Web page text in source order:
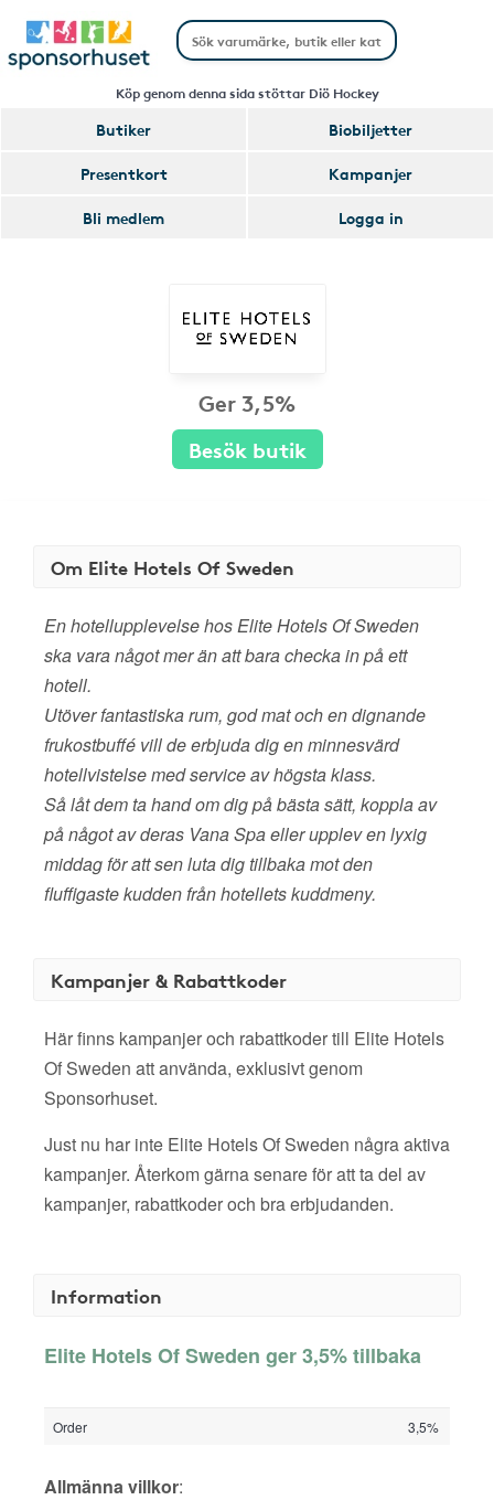
Köp genom denna sida stöttar Diö Hockey
Butiker
Biobiljetter
Presentkort
Kampanjer
Bli medlem
Logga in
Ger 3,5%
Besök butik
Om Elite Hotels Of Sweden
En hotellupplevelse hos Elite Hotels Of Sweden
ska vara något mer än att bara checka in på ett
hotell.
Utöver fantastiska rum, god mat och en dignande
frukostbuffé vill de erbjuda dig en minnesvärd
hotellvistelse med service av högsta klass.
Så låt dem ta hand om dig på bästa sätt, koppla av
på något av deras Vana Spa eller upplev en lyxig
middag för att sen luta dig tillbaka mot den
fluffigaste kudden från hotellets kuddmeny.
Kampanjer & Rabattkoder
Här finns kampanjer och rabattkoder till Elite Hotels
Of Sweden att använda, exklusivt genom
Sponsorhuset.
Just nu har inte Elite Hotels Of Sweden några aktiva
kampanjer. Återkom gärna senare för att ta del av
kampanjer, rabattkoder och bra erbjudanden.
Information
Elite Hotels Of Sweden ger 3,5% tillbaka
Order 3,5%
Allmänna villkor: